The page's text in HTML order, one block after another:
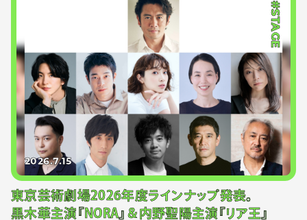
#STAGE
2026.7.15
東京芸術劇場2026年度ラインナップ発表。
黒木華主演『NORA』＆内野聖陽主演『リア王』